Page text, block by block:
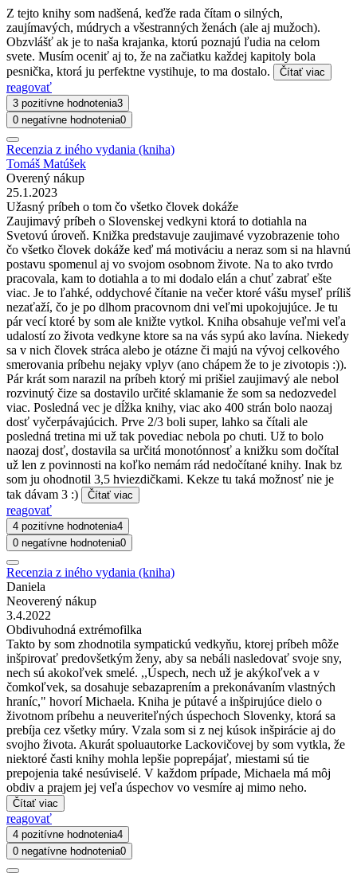
Z tejto knihy som nadšená, keďže rada čítam o silných,
zaujímavých, múdrych a všestranných ženách (ale aj mužoch).
Obzvlášť ak je to naša krajanka, ktorú poznajú ľudia na celom
svete. Musím oceniť aj to, že na začiatku každej kapitoly bola
pesnička, ktorá ju perfektne vystihuje, to ma dostalo.
Čítať viac
reagovať
3 pozitívne hodnotenia3
0 negatívne hodnotenia0
Recenzia z iného vydania (kniha)
Tomáš Matúšek
Overený nákup
25.1.2023
Užasný príbeh o tom čo všetko človek dokáže
Zaujimavý príbeh o Slovenskej vedkyni ktorá to dotiahla na
Svetovú úroveň. Knižka predstavuje zaujimavé vyzobrazenie toho
čo všetko človek dokáže keď má motiváciu a neraz som si na hlavnú
postavu spomenul aj vo svojom osobnom živote. Na to ako tvrdo
pracovala, kam to dotiahla a to mi dodalo elán a chuť zabrať ešte
viac. Je to ľahké, oddychové čítanie na večer ktoré vášu myseľ príliš
nezaťaží, čo je po dlhom pracovnom dni veľmi upokojujúce. Je tu
pár vecí ktoré by som ale knižte vytkol. Kniha obsahuje veľmi veľa
udalostí zo života vedkyne ktore sa na vás sypú ako lavína. Niekedy
sa v nich človek stráca alebo je otázne či majú na vývoj celkového
smerovania príbehu nejaky vplyv (ano chápem že to je zivotopis :)).
Pár krát som narazil na príbeh ktorý mi prišiel zaujimavý ale nebol
rozvinutý čize sa dostavilo určité sklamanie že som sa nedozvedel
viac. Posledná vec je dĺžka knihy, viac ako 400 strán bolo naozaj
dosť vyčerpávajúcich. Prve 2/3 boli super, lahko sa čítali ale
posledná tretina mi už tak povediac nebola po chuti. Už to bolo
naozaj dosť, dostavila sa určitá monotónnosť a knižku som dočítal
už len z povinnosti na koľko nemám rád nedočítané knihy. Inak bz
som ju ohodnotil 3,5 hviezdičkami. Kekze tu taká možnosť nie je
tak dávam 3 :)
Čítať viac
reagovať
4 pozitívne hodnotenia4
0 negatívne hodnotenia0
Recenzia z iného vydania (kniha)
Daniela
Neoverený nákup
3.4.2022
Obdivuhodná extrémofilka
Takto by som zhodnotila sympatickú vedkyňu, ktorej príbeh môže
inšpirovať predovšetkým ženy, aby sa nebáli nasledovať svoje sny,
nech sú akokoľvek smelé. ,,Úspech, nech už je akýkoľvek a v
čomkoľvek, sa dosahuje sebazaprením a prekonávaním vlastných
hraníc," hovorí Michaela. Kniha je pútavé a inšpirujúce dielo o
životnom príbehu a neuveriteľných úspechoch Slovenky, ktorá sa
prebíja cez všetky múry. Vzala som si z nej kúsok inšpirácie aj do
svojho života. Akurát spoluautorke Lackovičovej by som vytkla, že
niektoré časti knihy mohla lepšie poprepájať, miestami sú tie
prepojenia také nesúviselé. V každom prípade, Michaela má môj
obdiv a prajem jej veľa úspechov vo vesmíre aj mimo neho.
Čítať viac
reagovať
4 pozitívne hodnotenia4
0 negatívne hodnotenia0